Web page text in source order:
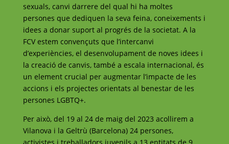
sexuals, canvi darrere del qual hi ha moltes
persones que dediquen la seva feina, coneixements i
idees a donar suport al progrés de la societat. A la
FCV estem convençuts que l’intercanvi
d’experiències, el desenvolupament de noves idees i
la creació de canvis, també a escala internacional, és
un element crucial per augmentar l’impacte de les
accions i els projectes orientats al benestar de les
persones LGBTQ+.
Per això, del 19 al 24 de maig del 2023 acollirem a
Vilanova i la Geltrù (Barcelona) 24 persones,